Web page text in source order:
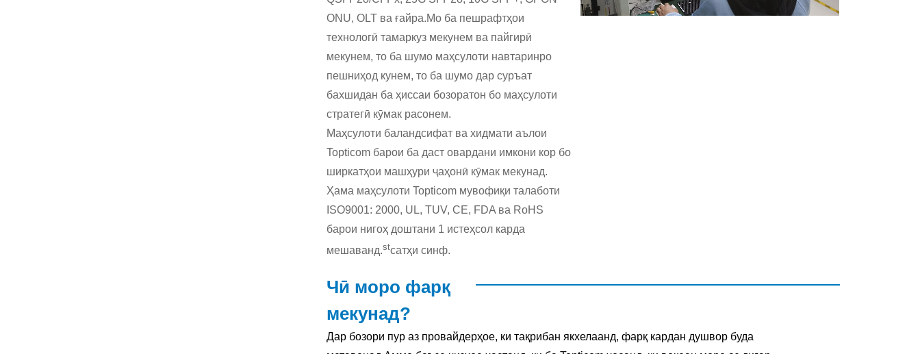
ONU, OLT ва ғайра.Мо ба пешрафтҳои
технологӣ тамаркуз мекунем ва пайгирӣ
мекунем, то ба шумо маҳсулоти навтаринро
пешниҳод кунем, то ба шумо дар суръат
бахшидан ба ҳиссаи бозоратон бо маҳсулоти
стратегӣ кӯмак расонем.
Маҳсулоти баландсифат ва хидмати аълои
Topticom барои ба даст овардани имкони кор бо
ширкатҳои машҳури ҷаҳонӣ кӯмак мекунад.
Ҳама маҳсулоти Topticom мувофиқи талаботи
ISO9001: 2000, UL, TUV, CE, FDA ва RoHS
барои нигоҳ доштани 1 истеҳсол карда
мешаванд.stсатҳи синф.
Чӣ моро фарқ
мекунад?
Дар бозори пур аз провайдерҳое, ки тақрибан якхелаанд, фарқ кардан душвор буда